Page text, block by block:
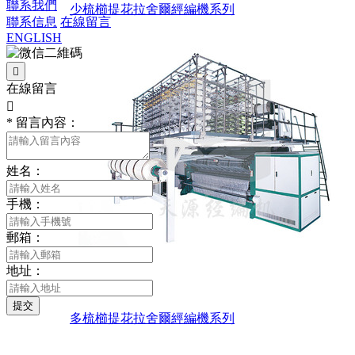
少梳櫛提花拉舍爾經編機系列
多梳櫛提花拉舍爾經編機系列
聯系我們
聯系信息 在線留言
ENGLISH

在線留言

* 留言內容：
姓名：
手機：
郵箱：
地址：
提交